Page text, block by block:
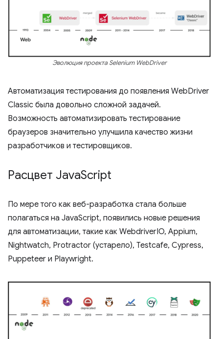
Эволюция проекта Selenium WebDriver
Автоматизация тестирования до появления WebDriver
Classic была довольно сложной задачей.
Возможность автоматизировать тестирование
браузеров значительно улучшила качество жизни
разработчиков и тестировщиков.
Расцвет JavaScript
По мере того как веб-разработка стала больше
полагаться на JavaScript, появились новые решения
для автоматизации, такие как WebdriverIO, Appium,
Nightwatch, Protractor (устарело), ​​Testcafe, Cypress,
Puppeteer и Playwright.